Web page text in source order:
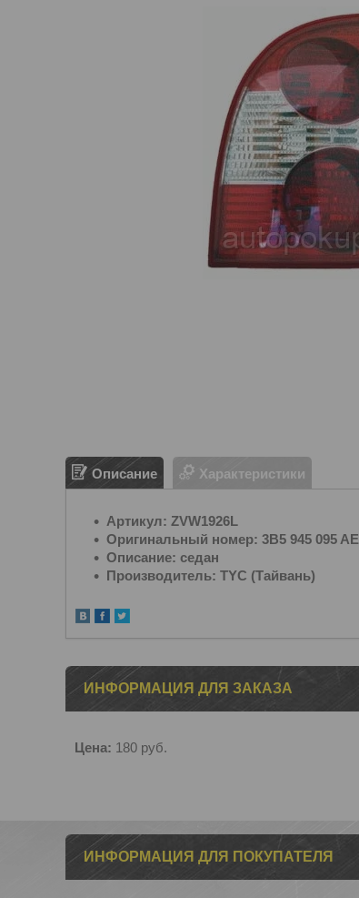
Описание Характеристики
Артикул: ZVW1926L
Оригинальный номер: 3B5 945 095 AE
Описание: седан
Производитель: TYC (Тайвань)
ИНФОРМАЦИЯ ДЛЯ ЗАКАЗА
Цена: 180 руб.
ИНФОРМАЦИЯ ДЛЯ ПОКУПАТЕЛЯ